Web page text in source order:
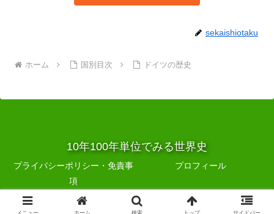
sekaishiotaku
ホーム 国別目次 ドイツの歴史
10年100年単位でみる世界史
プライバシーポリシー・免責事
項
プロフィール
© 2019 10年100年単位でみる世界史.
メニュー ホーム 検索 トップ サイドバー